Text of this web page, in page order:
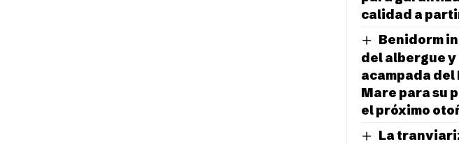
calidad a
Benidorm
del albergue y
acampada del
Mare para su
el próximo
La